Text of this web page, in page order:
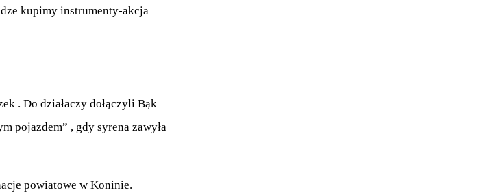
kupimy instrumenty-akcja
. Do działaczy dołączyli Bąk
pojazdem” , gdy syrena zawyła
powiatowe w Koninie.